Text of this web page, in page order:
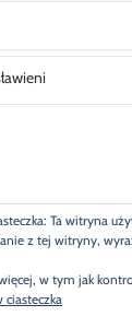
Ta witryna
z tej witryny,
w tym jak
ciasteczka